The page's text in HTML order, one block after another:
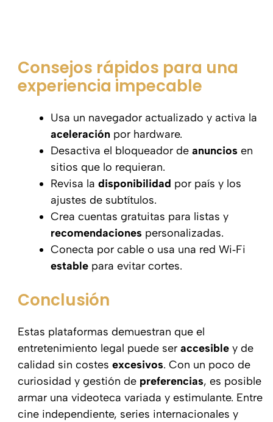
Consejos rápidos para una
experiencia impecable
Usa un navegador actualizado y activa la
aceleración por hardware.
Desactiva el bloqueador de anuncios en
sitios que lo requieran.
Revisa la disponibilidad por país y los
ajustes de subtítulos.
Crea cuentas gratuitas para listas y
recomendaciones personalizadas.
Conecta por cable o usa una red Wi‑Fi
estable para evitar cortes.
Conclusión
Estas plataformas demuestran que el
entretenimiento legal puede ser accesible y de
calidad sin costes excesivos. Con un poco de
curiosidad y gestión de preferencias, es posible
armar una videoteca variada y estimulante. Entre
cine independiente, series internacionales y